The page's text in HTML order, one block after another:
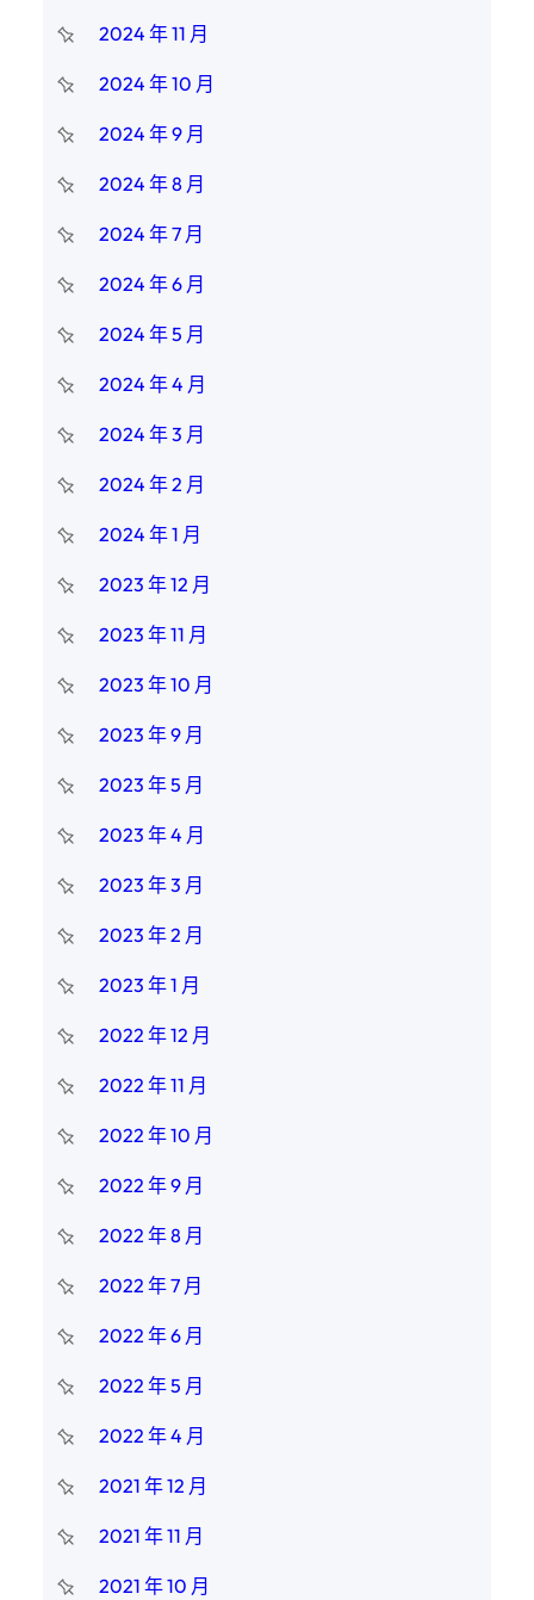
2024 年 11 月
2024 年 10 月
2024 年 9 月
2024 年 8 月
2024 年 7 月
2024 年 6 月
2024 年 5 月
2024 年 4 月
2024 年 3 月
2024 年 2 月
2024 年 1 月
2023 年 12 月
2023 年 11 月
2023 年 10 月
2023 年 9 月
2023 年 5 月
2023 年 4 月
2023 年 3 月
2023 年 2 月
2023 年 1 月
2022 年 12 月
2022 年 11 月
2022 年 10 月
2022 年 9 月
2022 年 8 月
2022 年 7 月
2022 年 6 月
2022 年 5 月
2022 年 4 月
2021 年 12 月
2021 年 11 月
2021 年 10 月